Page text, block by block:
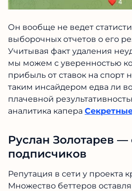
Он вообще не ведет
выборочных отчетов о его
Учитывая факт удаления
мы можем с уверенностью
прибыль от ставок на спорт
таким инсайдером едва ли
плачевной
аналитика капера
Руслан Золотарев —
подписчиков
Репутация в сети у проекта
Множество беттеров